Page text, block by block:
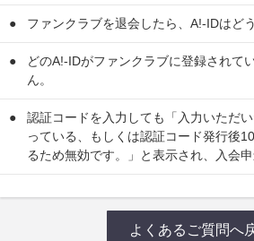
ファンクラブを退会したら、A!-IDはど
どのA!-IDがファンクラブに登録されて
ん。
認証コードを入力しても「入力いただ
っている、もしくは認証コード発行後
るため無効です。」と表示され、入会申
よくあるご質問へ